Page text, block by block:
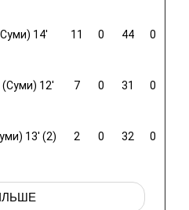
14' 11 0 44 0
12' 7 0 31 0
13' (2) 2 0 32 0